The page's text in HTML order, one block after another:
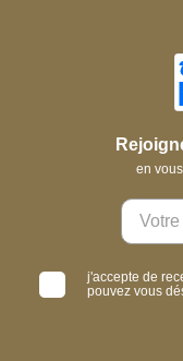
en
j'accepte de
pouvez vous